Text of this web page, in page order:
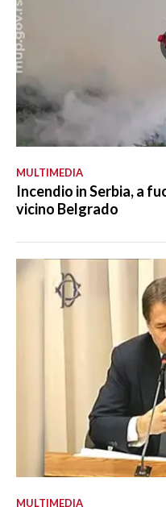
MULTIMEDIA
Incendio in Serbia, a
vicino Belgrado
MULTIMEDIA